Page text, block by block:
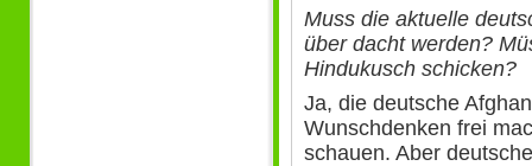
Muss die aktuelle
über dacht werden?
Hindukusch schicken?
Ja, die deutsche
Wunschdenken frei
schauen. Aber